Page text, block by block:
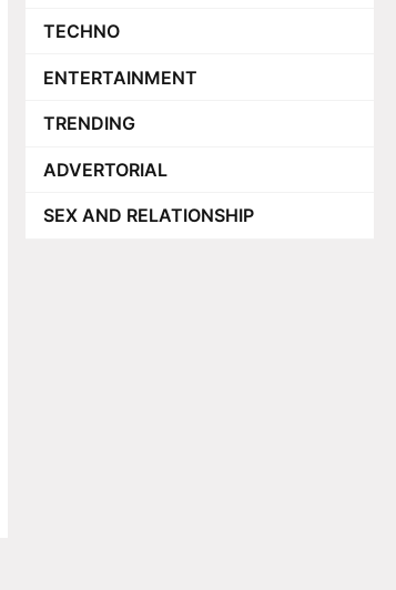
TECHNO
ENTERTAINMENT
TRENDING
ADVERTORIAL
SEX AND RELATIONSHIP